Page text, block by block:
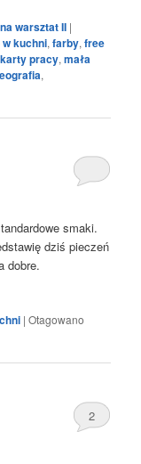
warsztat II |
kuchni,farby,free
karty pracy,mała
,
smaki.
dziś pieczeń
dobre.
|Otagowano
2